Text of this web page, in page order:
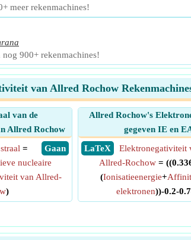
meer rekenmachines!
900+ rekenmachines!
van Allred Rochow
van de
Allred Rochow
​ Gaan
=
nucleaire
van Allred-
)
Allred Rochow's
gegeven IE en
​ LaTeX
Elektronegativiteit
Allred-Rochow =
(Ionisatieenergie+
elektronen))-0.2-